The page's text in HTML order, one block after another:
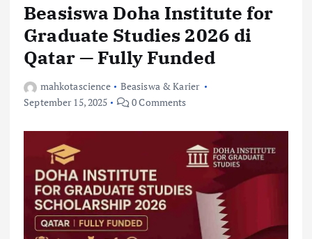
Beasiswa Doha Institute for
Graduate Studies 2026 di
Qatar — Fully Funded
mahkotascience
Beasiswa & Karier
September 15, 2025
0 Comments